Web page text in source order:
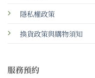
隱私權政策
換貨政策與購物須知
服務預約